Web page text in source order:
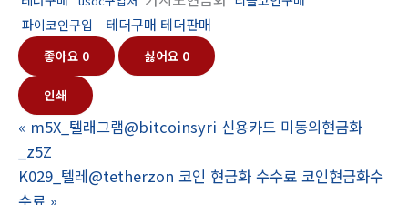
파이코인구입
테더구매 테더판매
좋아요 0 싫어요 0
인쇄
« m5X_텔래그램@bitcoinsyri 신용카드 미동의현금화
_z5Z
K029_텔레@tetherzon 코인 현금화 수수료 코인현금화수
수료 »